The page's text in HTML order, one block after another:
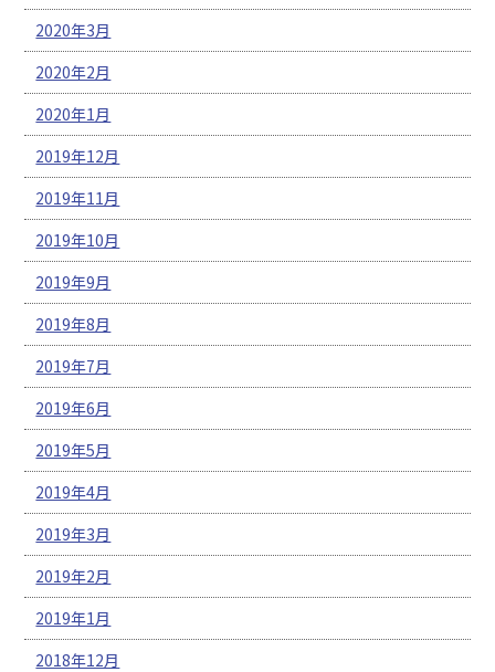
2020年3月
2020年2月
2020年1月
2019年12月
2019年11月
2019年10月
2019年9月
2019年8月
2019年7月
2019年6月
2019年5月
2019年4月
2019年3月
2019年2月
2019年1月
2018年12月